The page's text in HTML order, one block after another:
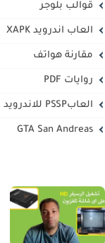
قوالب بلوجر
العاب اندرويد XAPK
مقارنة هواتف
روايات PDF
العابPSSP للاندرويد
GTA San Andreas